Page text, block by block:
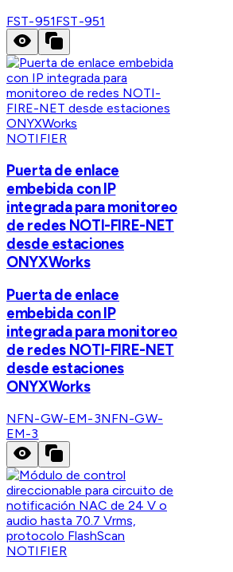
FST-951FST-951
NOTIFIER
Puerta de enlace
embebida con IP
integrada para monitoreo
de redes NOTI-FIRE-NET
desde estaciones
ONYXWorks
Puerta de enlace
embebida con IP
integrada para monitoreo
de redes NOTI-FIRE-NET
desde estaciones
ONYXWorks
NFN-GW-EM-3NFN-GW-
EM-3
NOTIFIER